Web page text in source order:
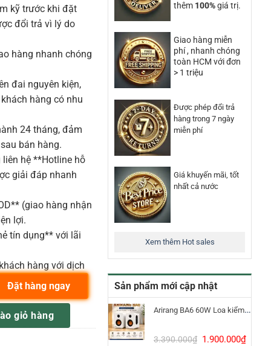
thêm 100%giá trị.
Giao hàng miễn
phí , nhanh chóng
toàn HCM với đơn
> 1 triệu
Được phép đổi trả
hàng trong 7 ngày
miễn phí
Giá khuyến mãi, tốt
nhất cả nước
Xem thêm Hot sales
Sản phẩm mới cập nhật
Arirang BA6 60W Loa kiểm âm Bluetooth 5.3
3.390.000₫ Giá
1.900.000₫Giá
kỹ trước khi đặt
đổi trả vì lý do
hàng nhanh chóng
đai nguyên kiện,
hàng có nhu
24 tháng, đảm
bán hàng.
hệ **Hotline hỗ
giải đáp nhanh
(giao hàng nhận
lợi.
tín dụng** với lãi
hàng với dịch
số lượng
giỏ hàng
Đặt hàng ngay